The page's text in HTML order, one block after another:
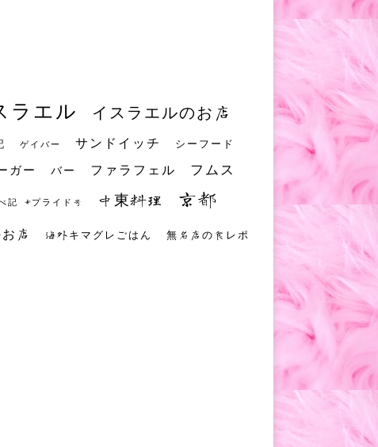
ラエル イスラエルのお店
ゲイバー サンドイッチ シーフード
ガー バー ファラフェル フムス
記 #プライド号 中東料理 京都
店 海外キマグレごはん 無名店の食レポ